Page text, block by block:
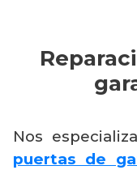
Nos
puertas de